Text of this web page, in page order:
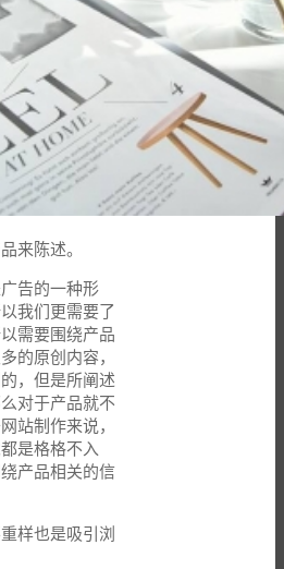
来陈述。
告的一种形
我们更需要了
需要围绕产品
的原创内容，
，但是所阐述
对于产品就不
站制作来说，
是格格不入
产品相关的信
样也是吸引浏